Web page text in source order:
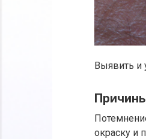
Выявить и
окраску и